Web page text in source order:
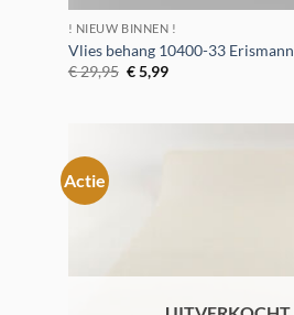
! NIEUW BINNEN !
Vlies behang 10400-33 Erismann
€29,95 Oorspronkelijke
prijs
€5,99Huidige
Actie